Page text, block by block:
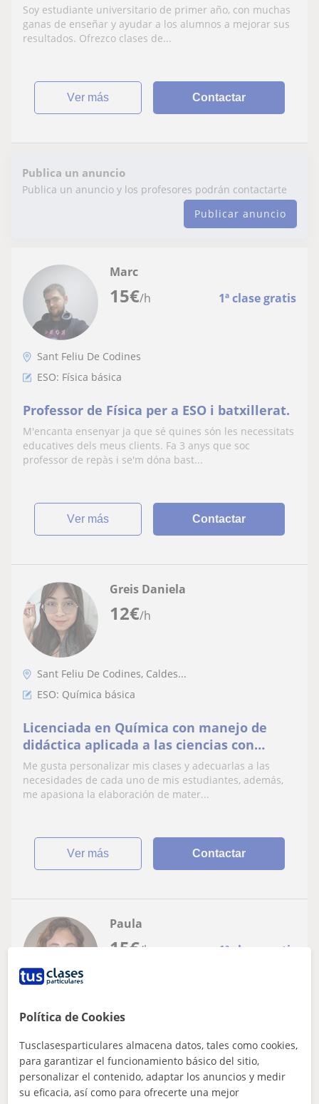
Soy estudiante universitario de primer año, con muchas
ganas de enseñar y ayudar a los alumnos a mejorar sus
resultados. Ofrezco clases de...
ver más Contactar
Publica un anuncio
Publica un anuncio y los profesores podrán contactarte
Publicar anuncio
15€/h 1ª clase gratis
Marc
Sant Feliu De Codines
ESO: Física básica
Professor de Física per a ESO i batxillerat.
M'encanta ensenyar ja que sé quines són les necessitats
educatives dels meus clients. Fa 3 anys que soc
professor de repàs i se'm dóna bast...
ver más Contactar
12€/h
Greis Daniela
Sant Feliu De Codines, Caldes...
ESO: Química básica
Licenciada en Química con manejo de
didáctica aplicada a las ciencias con
manejo de las TIC y experiencia con
inclusión educativa
Me gusta personalizar mis clases y adecuarlas a las
necesidades de cada uno de mis estudiantes, además,
me apasiona la elaboración de mater...
ver más Contactar
15€/h 1ª clase gratis
Paula
Graduada en Biología Ambiental por la
Universitat Autònoma de Barcelona.
Clases para niños desde primaria hasta
Clases particulares de primaria hasta bachillerato, para
Política de Cookies
Tusclasesparticulares almacena datos, tales como cookies,
para garantizar el funcionamiento básico del sitio,
personalizar el contenido, adaptar los anuncios y medir
su eficacia, así como para ofrecerte una mejor